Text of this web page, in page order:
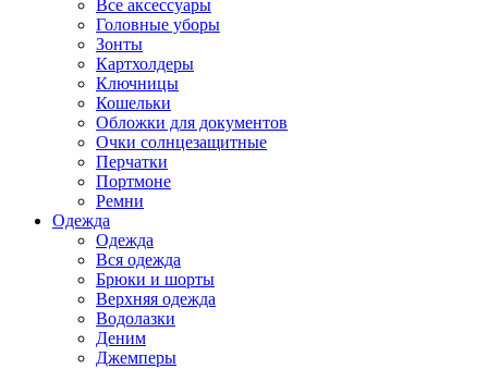
Все аксессуары
Головные уборы
Зонты
Картхолдеры
Ключницы
Кошельки
Обложки для документов
Очки солнцезащитные
Перчатки
Портмоне
Ремни
Одежда
Одежда
Вся одежда
Брюки и шорты
Верхняя одежда
Водолазки
Деним
Джемперы